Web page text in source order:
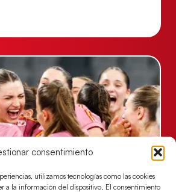
consentimiento
utilizamos tecnologías como las cookies
a la información del dispositivo. El consentimiento